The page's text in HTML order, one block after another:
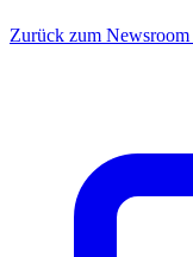
Zurück zum Newsroom